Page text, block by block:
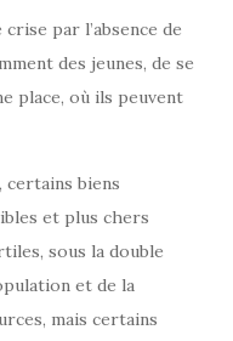
par l’absence de
des jeunes, de se
place, où ils peuvent
certains biens
et plus chers
sous la double
et de la
mais certains